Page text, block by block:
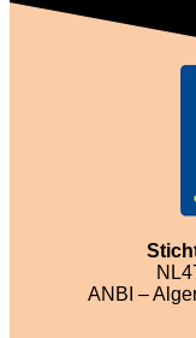
ANBI –